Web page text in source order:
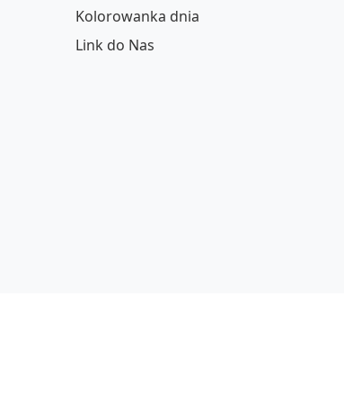
Kolorowanka dnia
Link do Nas